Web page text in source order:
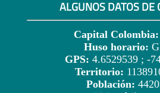
ALGUNOS DATOS DE
Capital Colombia:
Huso horario:
GPS: 4.6529539 ; -
Territorio:
Población: